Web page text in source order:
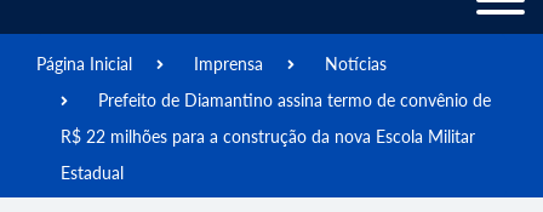
Página Inicial Imprensa
Notícias
Prefeito de Diamantino assina termo de convênio de
R$ 22 milhões para a construção da nova Escola Militar
Estadual